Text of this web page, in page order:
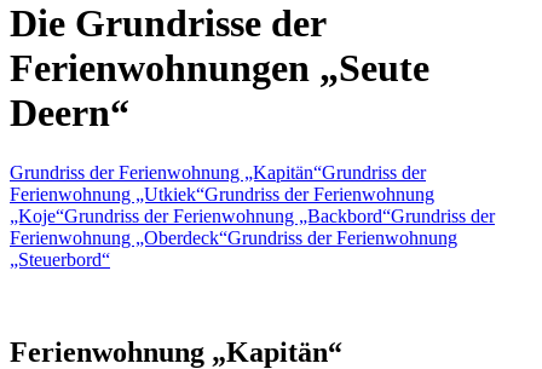
Die Grundrisse der
Ferienwohnungen „Seute
Deern“
Grundriss der Ferienwohnung „Kapitän“Grundriss der
Ferienwohnung „Utkiek“Grundriss der Ferienwohnung
„Koje“Grundriss der Ferienwohnung „Backbord“Grundriss der
Ferienwohnung „Oberdeck“Grundriss der Ferienwohnung
„Steuerbord“
Ferienwohnung „Kapitän“